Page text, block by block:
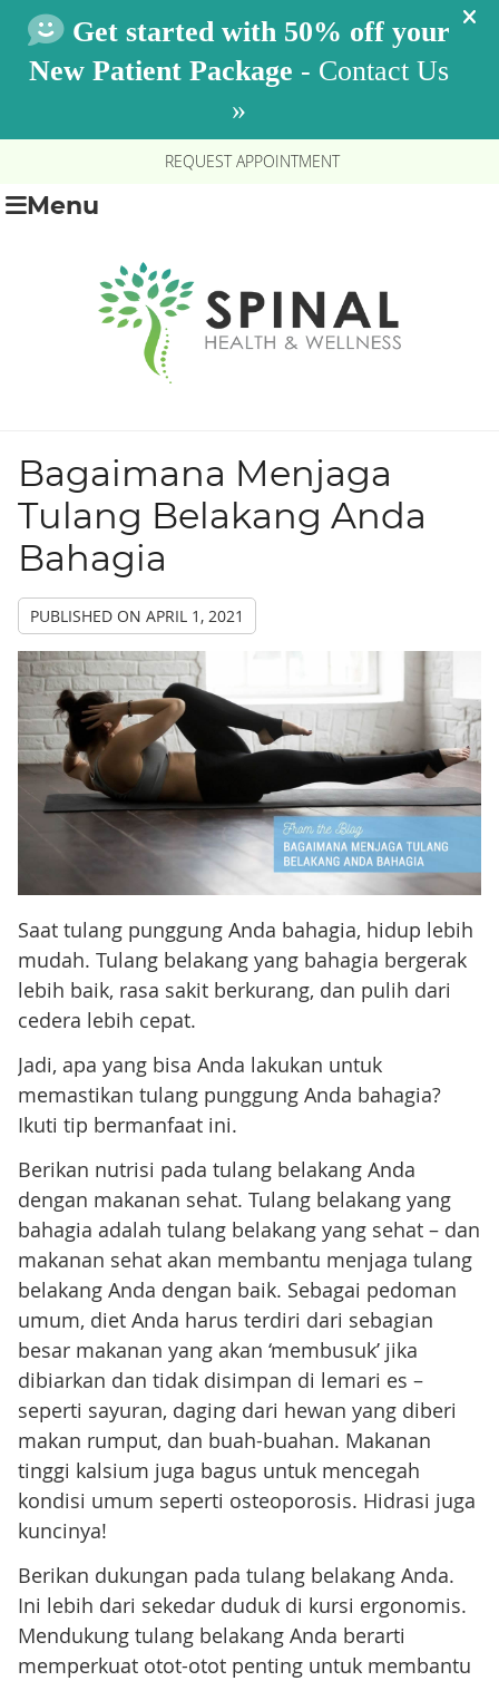
REQUEST APPOINTMENT
Menu
Bagaimana Menjaga
Tulang Belakang Anda
Bahagia
PUBLISHED ON APRIL 1, 2021
Saat tulang punggung Anda bahagia, hidup lebih
mudah. Tulang belakang yang bahagia bergerak
lebih baik, rasa sakit berkurang, dan pulih dari
cedera lebih cepat.
Jadi, apa yang bisa Anda lakukan untuk
memastikan tulang punggung Anda bahagia?
Ikuti tip bermanfaat ini.
Berikan nutrisi pada tulang belakang Anda
dengan makanan sehat. Tulang belakang yang
bahagia adalah tulang belakang yang sehat – dan
makanan sehat akan membantu menjaga tulang
belakang Anda dengan baik. Sebagai pedoman
umum, diet Anda harus terdiri dari sebagian
besar makanan yang akan ‘membusuk’ jika
dibiarkan dan tidak disimpan di lemari es –
seperti sayuran, daging dari hewan yang diberi
makan rumput, dan buah-buahan. Makanan
tinggi kalsium juga bagus untuk mencegah
kondisi umum seperti osteoporosis. Hidrasi juga
kuncinya!
Berikan dukungan pada tulang belakang Anda.
Ini lebih dari sekedar duduk di kursi ergonomis.
Mendukung tulang belakang Anda berarti
memperkuat otot-otot penting untuk membantu